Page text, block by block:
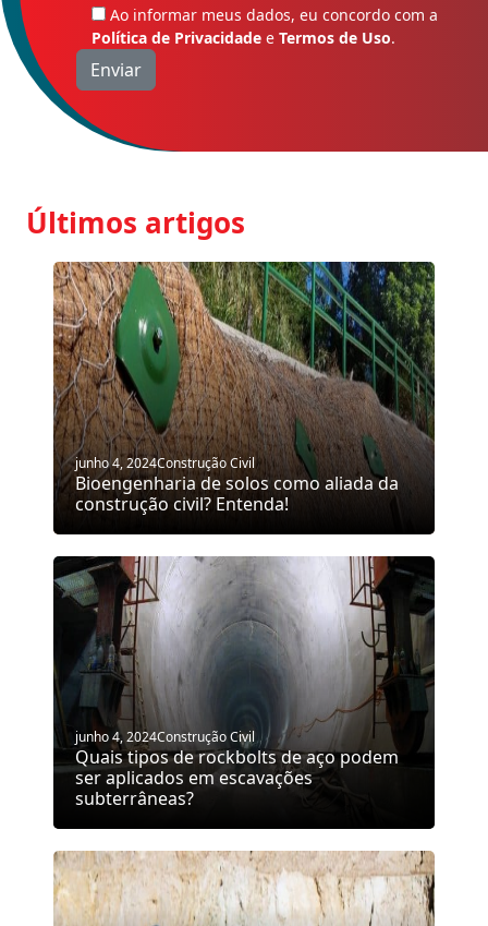
Ao informar meus dados, eu concordo com a
Política de Privacidade e Termos de Uso.
Últimos artigos
junho 4, 2024Construção Civil
Bioengenharia de solos como aliada da
construção civil? Entenda!
junho 4, 2024Construção Civil
Quais tipos de rockbolts de aço podem
ser aplicados em escavações
subterrâneas?